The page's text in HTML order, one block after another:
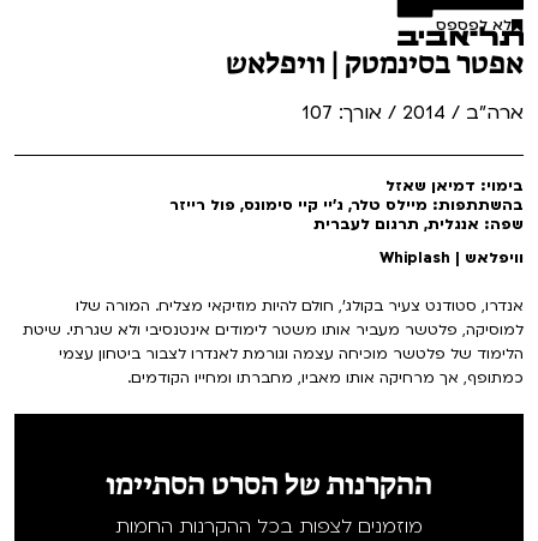
אפטר בסינמטק | וויפלאש
ארה"ב / 2014 / אורך: 107
לא לפספס
בימוי: דמיאן שאזל
בהשתתפות: מיילס טלר, ג'יי קיי סימונס, פול רייזר
שפה: אנגלית, תרגום לעברית
וויפלאש | Whiplash
אנדרו, סטודנט צעיר בקולג', חולם להיות מוזיקאי מצליח. המורה שלו
למוסיקה, פלטשר מעביר אותו משטר לימודים אינטנסיבי ולא שגרתי. שיטת
הלימוד של פלטשר מוכיחה עצמה וגורמת לאנדרו לצבור ביטחון עצמי
כמתופף, אך מרחיקה אותו מאביו, מחברתו ומחייו הקודמים.
ההקרנות של הסרט הסתיימו
מוזמנים לצפות בכל ההקרנות החמות